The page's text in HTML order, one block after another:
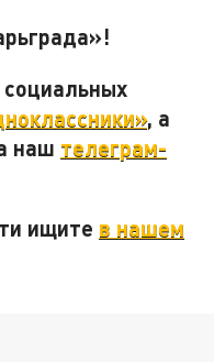
, а
наш телеграм-
ищите в нашем